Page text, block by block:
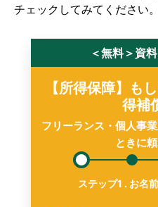
チェックしてみてください。
＜無料＞資
【所得保障】も
得補
フリーランス・個人事
ときに